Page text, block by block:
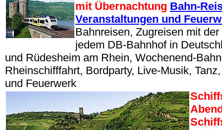
mit Übernachtung Bahn-
Veranstaltungen und
Bahnreisen, Zugreisen mit
jedem DB-Bahnhof in
und Rüdesheim am Rhein, Wochenend-
Rheinschifffahrt, Bordparty, Live-Musik,
und Feuerwerk